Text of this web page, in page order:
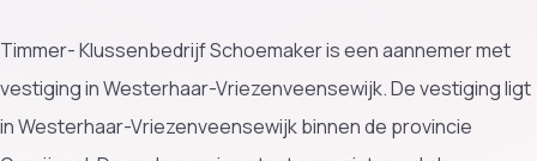
Timmer- Klussenbedrijf Schoemaker is een aannemer met
vestiging in Westerhaar-Vriezenveensewijk. De vestiging ligt
in Westerhaar-Vriezenveensewijk binnen de provincie